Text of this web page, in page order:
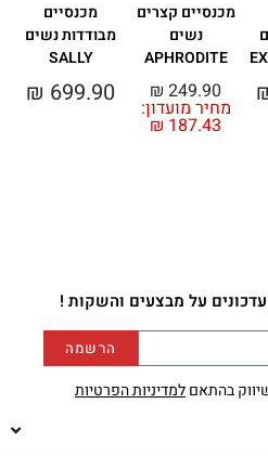
מכנסיים קצרים
נשים
APHRODITE
מחיר מועדון:
₪ 187.43
₪ 249.90
מכנסיים
מבודדות נשים
SALLY
₪ 699.90
על מבצעים והשקות !
בהתאםלמדיניות הפרטיות
הרשמה